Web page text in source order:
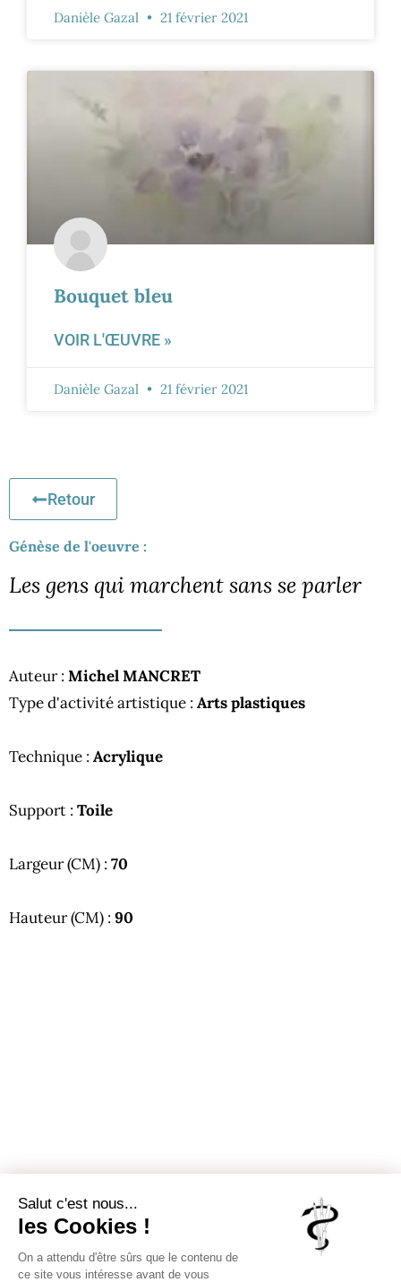
Danièle Gazal 21 février 2021
Bouquet bleu
VOIR L'ŒUVRE »
Danièle Gazal 21 février 2021
Retour
Génèse de l'oeuvre :
Les gens qui marchent sans se parler
Auteur : Michel MANCRET
Type d'activité artistique : Arts plastiques
Technique : Acrylique
Support : Toile
Largeur (CM) : 70
Hauteur (CM) : 90
Inscrivez-vous pour recevoir chaque
semaine notre Newsletter, un condensé
des publications sur notre site.